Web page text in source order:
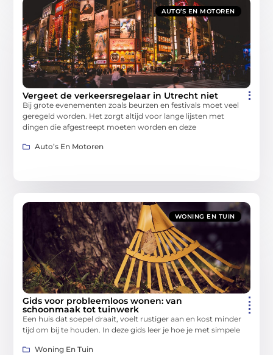
AUTO’S EN MOTOREN
Vergeet de verkeersregelaar in Utrecht niet
Bij grote evenementen zoals beurzen en festivals moet veel
geregeld worden. Het zorgt altijd voor lange lijsten met
dingen die afgestreept moeten worden en deze
Auto’s En Motoren
WONING EN TUIN
Gids voor probleemloos wonen: van
schoonmaak tot tuinwerk
Een huis dat soepel draait, voelt rustiger aan en kost minder
tijd om bij te houden. In deze gids leer je hoe je met simpele
Woning En Tuin